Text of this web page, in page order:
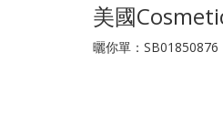
美國
曬你單：